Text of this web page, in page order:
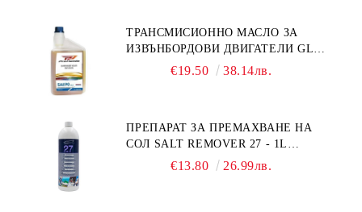
ТРАНСМИСИОННО МАСЛО ЗА
ИЗВЪНБОРДОВИ ДВИГАТЕЛИ GL4
HONDA MARINE 08251-999-102PRO
€19.50 38.14лв.
ПРЕПАРАТ ЗА ПРЕМАХВАНЕ НА
СОЛ SALT REMOVER 27 - 1L
NAUTIC CLEAN
€13.80 26.99лв.